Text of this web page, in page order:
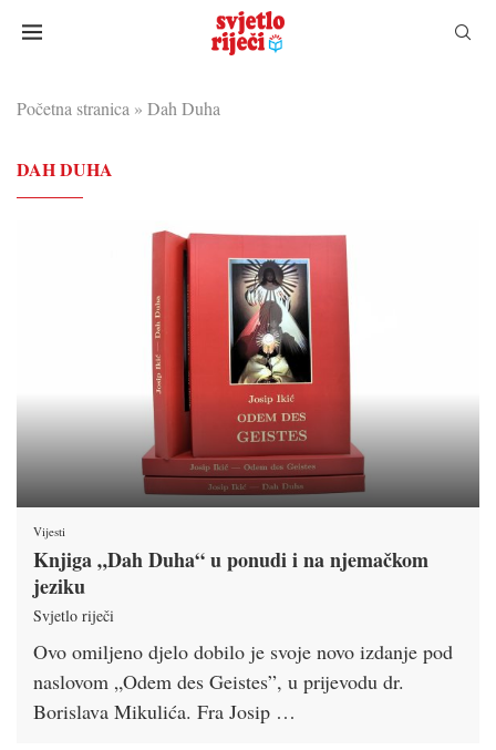
Početna stranica » Dah Duha
DAH DUHA
Vijesti
Knjiga „Dah Duha“ u ponudi i na njemačkom
jeziku
Svjetlo riječi
Ovo omiljeno djelo dobilo je svoje novo izdanje pod
naslovom „Odem des Geistes”, u prijevodu dr.
Borislava Mikulića. Fra Josip …